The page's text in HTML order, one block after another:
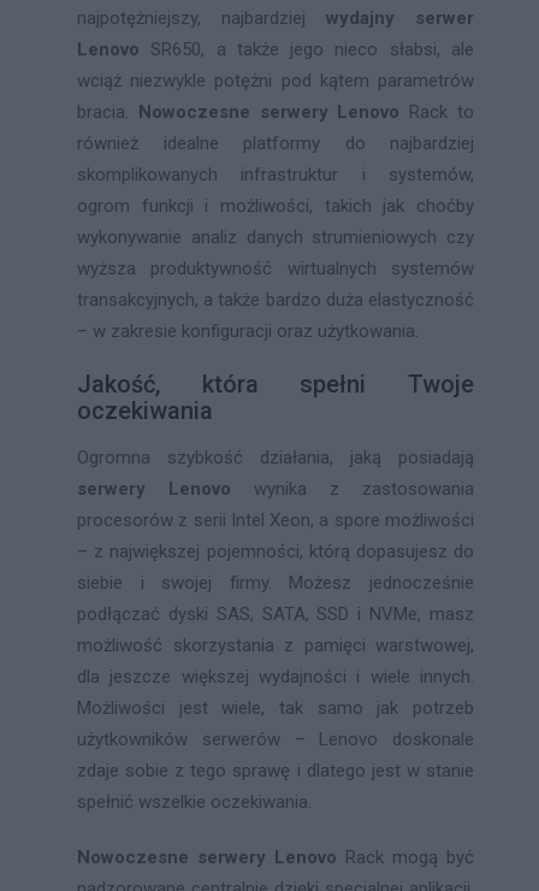
najpotężniejszy, najbardziej wydajny
serwer
Lenovo SR650, a także jego nieco słabsi, ale
wciąż niezwykle potężni pod kątem parametrów
bracia.
Nowoczesne serwery Lenovo Rack to
również idealne platformy do najbardziej
skomplikowanych infrastruktur i systemów,
ogrom funkcji i możliwości, takich jak choćby
wykonywanie analiz danych strumieniowych czy
wyższa produktywność wirtualnych systemów
transakcyjnych, a także bardzo duża elastyczność
– w zakresie konfiguracji oraz użytkowania.
Jakość, która spełni Twoje
oczekiwania
Ogromna szybkość działania, jaką posiadają
serwery Lenovo wynika z zastosowania
procesorów z serii Intel Xeon, a spore możliwości
– z największej pojemności, którą dopasujesz do
siebie i swojej firmy. Możesz jednocześnie
podłączać dyski SAS, SATA, SSD i NVMe, masz
możliwość skorzystania z pamięci warstwowej,
dla jeszcze większej wydajności i wiele innych.
Możliwości jest wiele, tak samo jak potrzeb
użytkowników serwerów – Lenovo doskonale
zdaje sobie z tego sprawę i dlatego jest w stanie
spełnić wszelkie oczekiwania.
Nowoczesne serwery Lenovo Rack mogą być